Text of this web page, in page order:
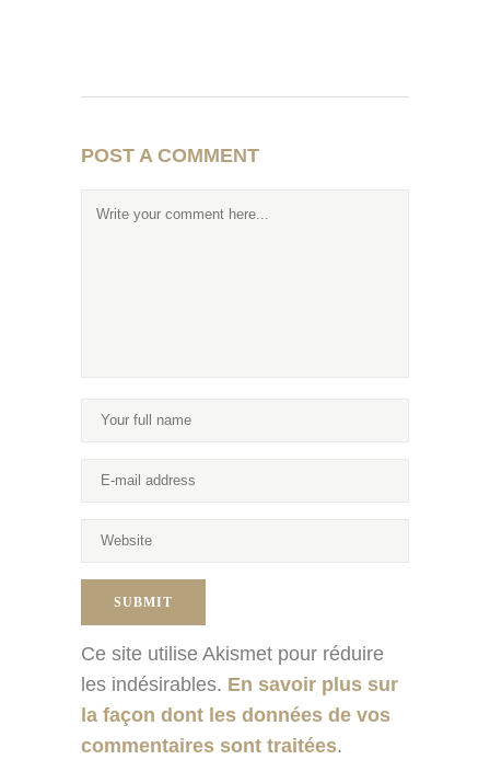
POST A COMMENT
Ce site utilise Akismet pour réduire
les indésirables. En savoir plus sur
la façon dont les données de vos
commentaires sont traitées.